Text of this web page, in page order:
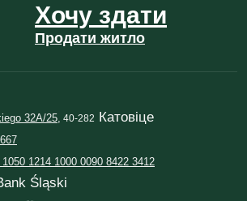
Хочу здати
Продати житло
32A/25, 40-282 Катовіце
1050 1214 1000 0090 8422 3412
Śląski